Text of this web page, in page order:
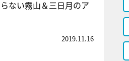
ない霧山＆三日月のア
2019.11.16